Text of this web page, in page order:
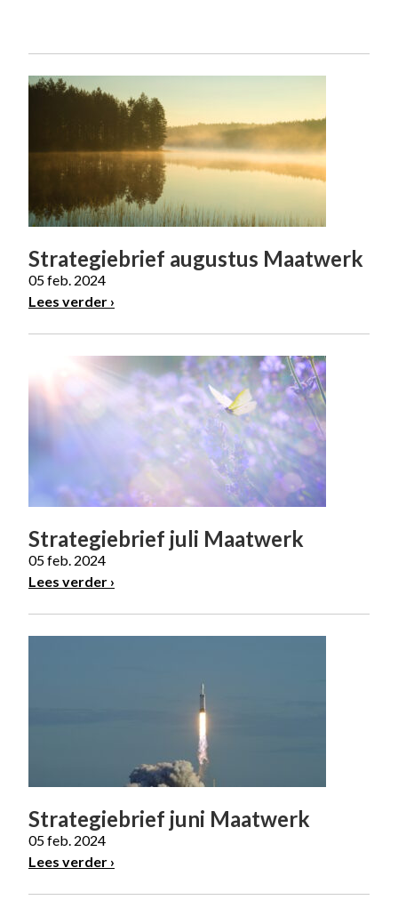
Strategiebrief augustus Maatwerk
05 feb. 2024
Lees verder
Strategiebrief juli Maatwerk
05 feb. 2024
Lees verder
Strategiebrief juni Maatwerk
05 feb. 2024
Lees verder